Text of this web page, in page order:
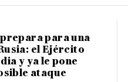
para una
el Ejército
y ya le pone
ataque